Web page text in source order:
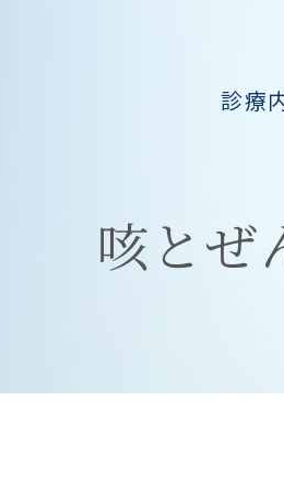
診療
咳とぜ